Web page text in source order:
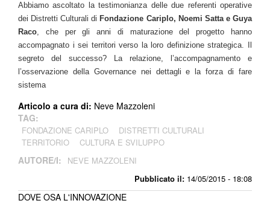
Pubblicato il: 14/05/2015 - 18:08
Abbiamo ascoltato la testimonianza delle due referenti operative
dei Distretti Culturali di Fondazione Cariplo, Noemi Satta e Guya
Raco, che per gli anni di maturazione del progetto hanno
accompagnato i sei territori verso la loro definizione strategica. Il
segreto del successo? La relazione, l’accompagnamento e
l’osservazione della Governance nei dettagli e la forza di fare
sistema
Articolo a cura di: Neve Mazzoleni
TAG:
FONDAZIONE CARIPLO
DISTRETTI CULTURALI
TERRITORIO
CULTURA E SVILUPPO
AUTORE/I: NEVE MAZZOLENI
DOVE OSA L'INNOVAZIONE